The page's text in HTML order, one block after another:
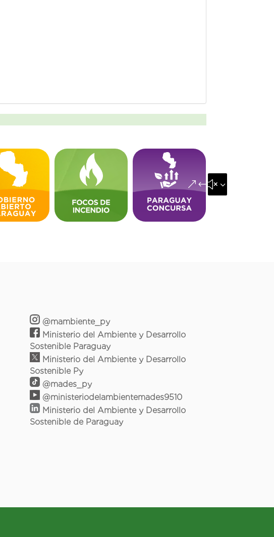
&#x35;
@mambiente_py
Ministerio del Ambiente y Desarrollo
Sostenible Paraguay
Ministerio del Ambiente y Desarrollo
Sostenible Py
@mades_py
@ministeriodelambientemades9510
Ministerio del Ambiente y Desarrollo
Sostenible de Paraguay